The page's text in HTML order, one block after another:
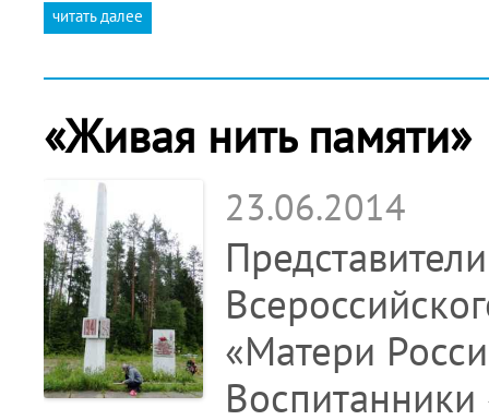
читать далее
«Живая нить памяти»
23.06.2014
«Матери